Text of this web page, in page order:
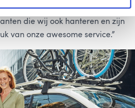
dezelfde vriendelijke toon in
die wij ook hanteren en zijn
van onze awesome service.”